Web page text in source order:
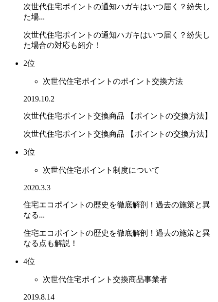
次世代住宅ポイントの通知ハガキはいつ届く？紛失し
た場...
次世代住宅ポイントの通知ハガキはいつ届く？紛失し
た場合の対応も紹介！
2位
次世代住宅ポイントのポイント交換方法
2019.10.2
次世代住宅ポイント交換商品 【ポイントの交換方法】
次世代住宅ポイント交換商品 【ポイントの交換方法】
3位
次世代住宅ポイント制度について
2020.3.3
住宅エコポイントの歴史を徹底解剖！過去の施策と異
なる...
住宅エコポイントの歴史を徹底解剖！過去の施策と異
なる点も解説！
4位
次世代住宅ポイント交換商品事業者
2019.8.14